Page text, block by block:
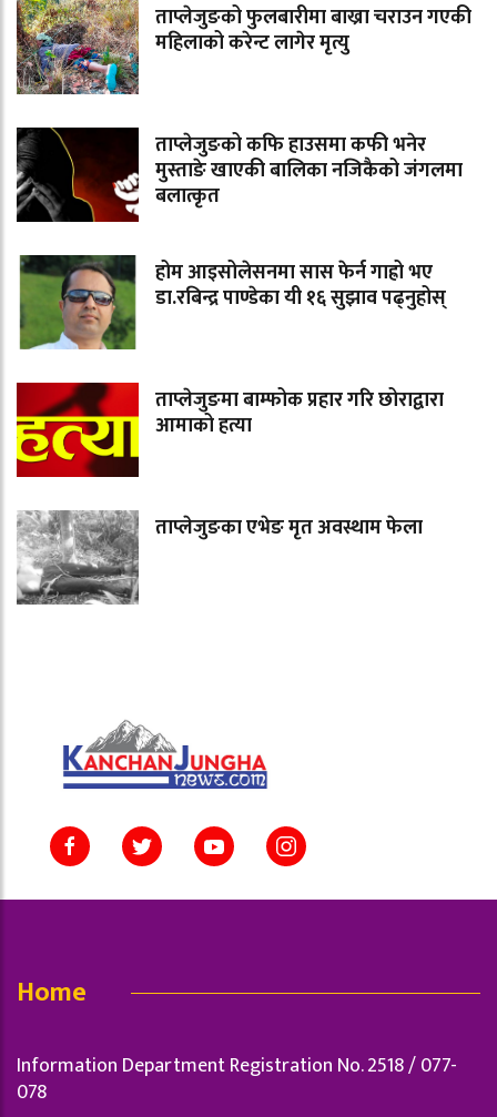
ताप्लेजुङको फुलबारीमा बाख्रा चराउन गएकी
महिलाको करेन्ट लागेर मृत्यु
ताप्लेजुङको कफि हाउसमा कफी भनेर
मुस्ताङे खाएकी बालिका नजिकैको जंगलमा
बलात्कृत
होम आइसोलेसनमा सास फेर्न गाह्रो भए
डा.रबिन्द्र पाण्डेका यी १६ सुझाव पढ्नुहोस्
ताप्लेजुङमा बाम्फोक प्रहार गरि छोराद्वारा
आमाको हत्या
ताप्लेजुङका एभेङ मृत अवस्थाम फेला
Home
Information Department Registration No. 2518 / 077-
078